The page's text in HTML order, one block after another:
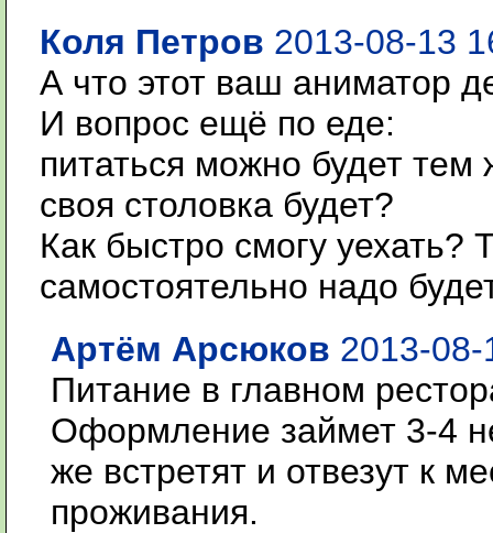
Коля Петров 2013-08-13
А что этот ваш аниматор
И вопрос ещё по еде:
питаться можно будет тем
своя столовка будет?
Как быстро смогу уехать?
самостоятельно надо
Артём Арсюков 2013-
Питание в главном
Оформление займет 3-4
же встретят и отвезут к
проживания.